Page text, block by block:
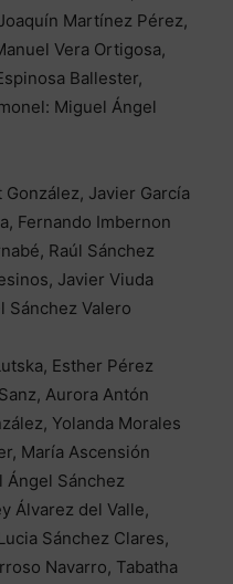
Martínez Pérez,
Vera Ortigosa,
Ballester,
Miguel Ángel
Javier García
Fernando Imbernon
Raúl Sánchez
Javier Viuda
Sánchez Valero
Esther Pérez
Aurora Antón
Yolanda Morales
María Ascensión
Ángel Sánchez
Álvarez del Valle,
Sánchez Clares,
Navarro, Tabatha